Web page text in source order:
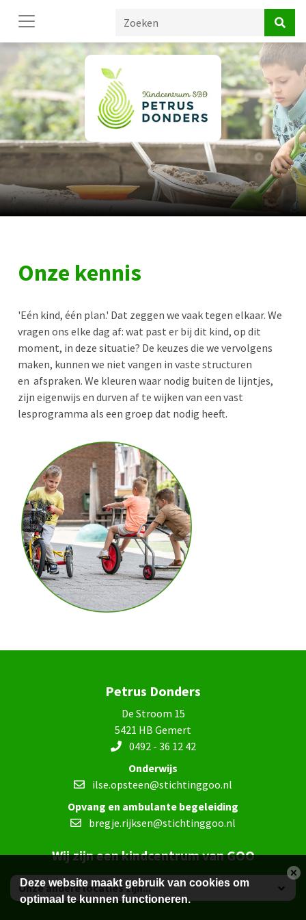
Onze kennis
'Eén kind, één plan.' Dat zeggen we vaak tegen elkaar. We
vragen ons elke dag af: wat past er bij dit kind, op dit
moment, in deze situatie? De keuzes die we vervolgens
maken, kunnen we niet vangen in vaste structuren
en afspraken. We kleuren waar nodig buiten de lijntjes,
zijn eigenwijs en durven af te wijken van een vast
lesprogramma als een groep dat nodig heeft.
Petrus Donders
De Stroom 15
5421 HB Gemert
0492 - 36 12 42
Onderwijs
ilse.opsteen@stichtinggoo.nl
Opvang en ambulante begeleiding
bregje.rijksen@stichtinggoo.nl
Wij zijn een kindcentrum van GOO
Deze website maakt gebruik van cookies om
optimaal te kunnen functioneren.